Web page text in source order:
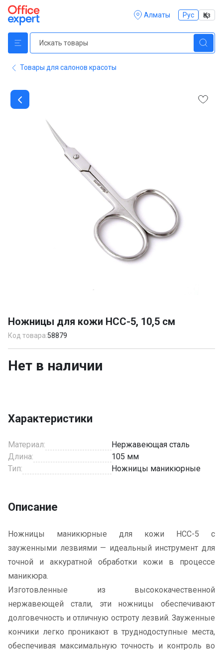
Алматы Рус Қаз
Товары для салонов красоты
of
1
Ножницы для кожи НСС-5, 10,5 см
Код товара:58879
Нет в наличии
Характеристики
Материал:
Нержавеющая сталь
Длина:
105 мм
Тип:
Ножницы маникюрные
Описание
Ножницы маникюрные для кожи HCC-5 с
зауженными лезвиями — идеальный инструмент для
точной и аккуратной обработки кожи в процессе
маникюра.
Изготовленные из высококачественной
нержавеющей стали, эти ножницы обеспечивают
долговечность и отличную остроту лезвий. Зауженные
кончики легко проникают в труднодоступные места,
обеспечивая максимальную точность и контроль во